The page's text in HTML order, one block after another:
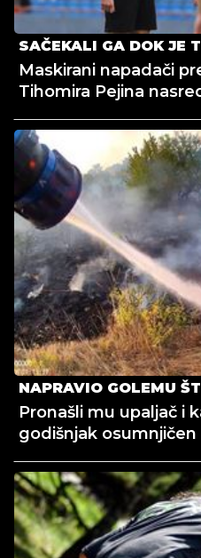
SAČEKALI GA DOK JE
Maskirani napadači
Tihomira Pejina
NAPRAVIO GOLEMU
Pronašli mu upaljač i
godišnjak osumnjičen